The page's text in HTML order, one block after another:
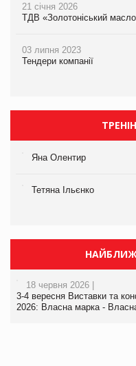
21 січня 2026
ТДВ «Золотоніський
03 липня 2023
Тендери компанії
Яна Олентир
Тетяна Ільєнко
18 червня 2026 |
3-4 вересня Виставки та
2026: Власна марка -